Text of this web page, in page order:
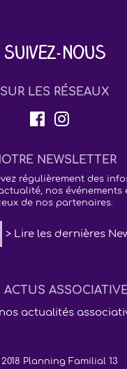
Suivez-nous
SUR LES RÉSEAUX
NEWSLETTER
régulièrement des
nos événements
de nos partenaires.
> Lire les dernières
ACTUS
actualités
Planning Familial 13